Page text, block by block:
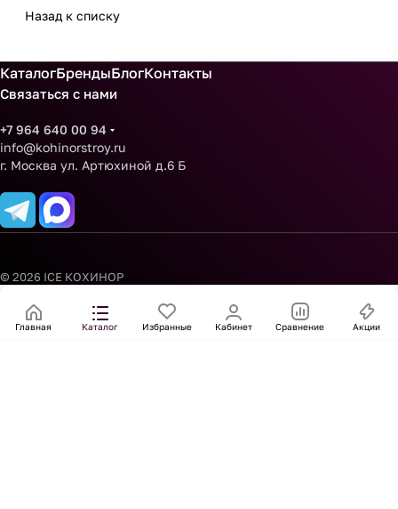
Назад к списку
КаталогБрендыБлогКонтакты
Связаться с нами
+7 964 640 00 94
info@kohinorstroy.ru
г. Москва ул. Артюхиной д.6 Б
© 2026 ICE КОХИНОР
Главная Каталог Избранные Кабинет Сравнение Акции